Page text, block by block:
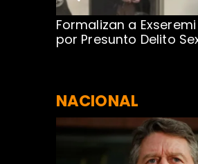
Formalizan a
por Presunto Delito
NACIONAL